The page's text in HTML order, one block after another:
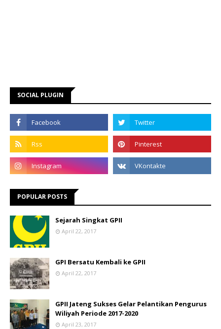
SOCIAL PLUGIN
POPULAR POSTS
Sejarah Singkat GPII
April 22, 2017
GPI Bersatu Kembali ke GPII
April 22, 2017
GPII Jateng Sukses Gelar Pelantikan Pengurus
Wiliyah Periode 2017-2020
April 23, 2017